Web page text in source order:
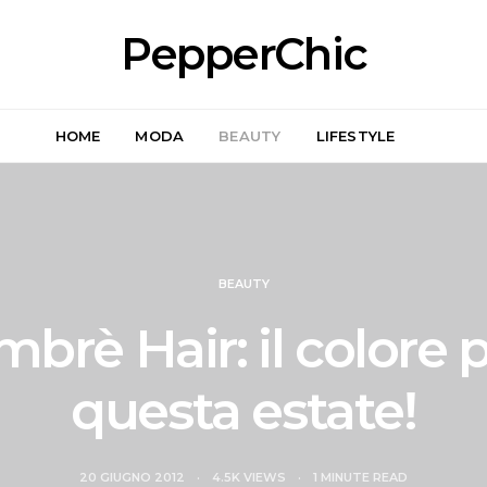
PepperChic
HOME MODA BEAUTY LIFESTYLE
BEAUTY
Hair: il colore
questa estate!
20 GIUGNO 2012 4.5K VIEWS 1 MINUTE READ